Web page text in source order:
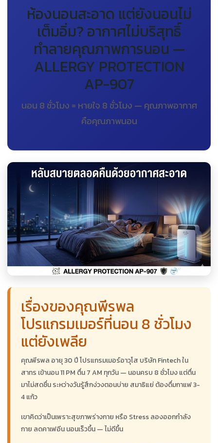
ห้องนอนสะอาด แต่ยังนอนไม่
เต็มอิ่ม? อากาศไม่บริสุทธิ์
ทำลายคุณภาพการนอน —
ALLERGY PROTECTION
AP-907
นอน 8 ชั่วโมง = หายใจ 8 ชั่วโมง — คุณภาพอากาศ
คือคุณภาพนอน
เรื่องของคุณพีรพล
โปรแกรมเมอร์ที่นอน 8 ชั่วโมง
แต่ยังเพลีย
คุณพีรพล อายุ 30 ปี โปรแกรมเมอร์อาวุโส บริษัท Fintech ใน
สาทร เข้านอน 11 PM ตื่น 7 AM ทุกวัน — นอนครบ 8 ชั่วโมง แต่ตื่น
มาไม่สดชื่น ระหว่างวันรู้สึกง่วงตอนบ่าย สมาธิแย่ ต้องดื่มกาแฟ 3-
4 แก้ว
เขาคิดว่าเป็นเพราะสุขภาพร่างกาย หรือ Stress ลองออกกำลัง
กาย ลดคาเฟอีน นอนเร็วขึ้น — ไม่ดีขึ้น